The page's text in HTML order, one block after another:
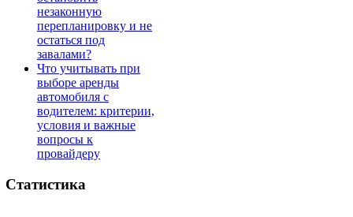
незаконную
перепланировку и не
остаться под
завалами?
Что учитывать при
выборе аренды
автомобиля с
водителем: критерии,
условия и важные
вопросы к
провайдеру
Статистика